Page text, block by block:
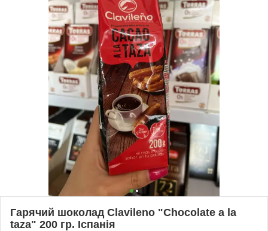
Гарячий шоколад Clavileno "Chocolate a la
taza" 200 гр. Іспанія